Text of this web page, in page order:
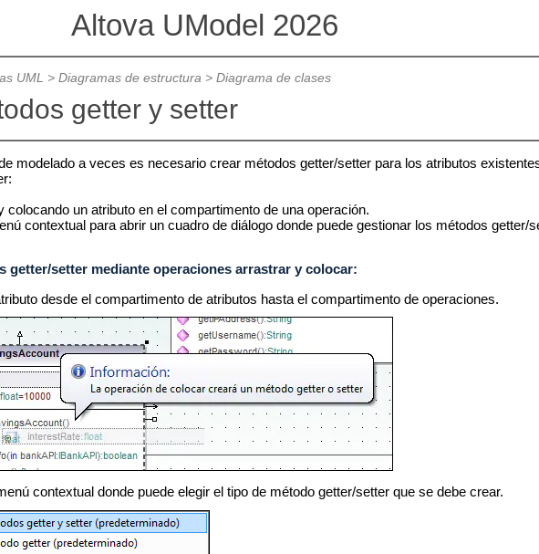
Altova UModel 2026
UML > Diagramas de estructura> Diagrama de clases
getter y setter
modelado a veces es necesario crear métodos getter/setter para los atributos
colocando un atributo en el compartimento de una operación.
contextual para abrir un cuadro de diálogo donde puede gestionar los métodos getter/
getter/setter mediante operaciones arrastrar y colocar:
desde el compartimento de atributos hasta el compartimento de operaciones.
contextual donde puede elegir el tipo de método getter/setter que se debe crear.